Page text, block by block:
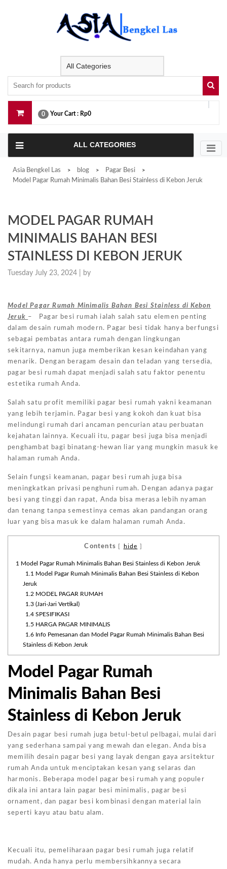
0 Your Cart : Rp0
ALL CATEGORIES
Asia Bengkel Las > blog > Pagar Besi >
Model Pagar Rumah Minimalis Bahan Besi Stainless di Kebon Jeruk
MODEL PAGAR RUMAH
MINIMALIS BAHAN BESI
STAINLESS DI KEBON JERUK
Tuesday July 23, 2024 | by
Model Pagar Rumah Minimalis Bahan Besi Stainless di Kebon
Jeruk – Pagar besi rumah ialah salah satu elemen penting
dalam desain rumah modern. Pagar besi tidak hanya berfungsi
sebagai pembatas antara rumah dengan lingkungan
sekitarnya, namun juga memberikan kesan keindahan yang
menarik. Dengan beragam desain dan teladan yang tersedia,
pagar besi rumah dapat menjadi salah satu faktor penentu
estetika rumah Anda.
Salah satu profit memiliki pagar besi rumah yakni keamanan
yang lebih terjamin. Pagar besi yang kokoh dan kuat bisa
melindungi rumah dari ancaman pencurian atau perbuatan
kejahatan lainnya. Kecuali itu, pagar besi juga bisa menjadi
penghambat bagi binatang-hewan liar yang mungkin masuk ke
halaman rumah Anda.
Selain fungsi keamanan, pagar besi rumah juga bisa
meningkatkan privasi penghuni rumah. Dengan adanya pagar
besi yang tinggi dan rapat, Anda bisa merasa lebih nyaman
dan tenang tanpa semestinya cemas akan pandangan orang
luar yang bisa masuk ke dalam halaman rumah Anda.
Contents hide
1
Model Pagar Rumah Minimalis Bahan Besi Stainless di Kebon Jeruk
1.1
Model Pagar Rumah Minimalis Bahan Besi Stainless di Kebon
Jeruk
1.2 MODEL PAGAR RUMAH
1.3(Jari-Jari Vertikal)
1.4SPESIFIKASI
1.5 HARGA PAGAR MINIMALIS
1.6Info Pemesanan dan Model Pagar Rumah Minimalis Bahan Besi
Stainless di Kebon Jeruk
Model Pagar Rumah
Minimalis Bahan Besi
Stainless di Kebon Jeruk
Desain pagar besi rumah juga betul-betul pelbagai, mulai dari
yang sederhana sampai yang mewah dan elegan. Anda bisa
memilih desain pagar besi yang layak dengan gaya arsitektur
rumah Anda untuk menciptakan kesan yang selaras dan
harmonis. Beberapa model pagar besi rumah yang populer
dikala ini antara lain pagar besi minimalis, pagar besi
ornament, dan pagar besi kombinasi dengan material lain
seperti kayu atau batu alam.
Kecuali itu, pemeliharaan pagar besi rumah juga relatif
mudah. Anda hanya perlu membersihkannya secara